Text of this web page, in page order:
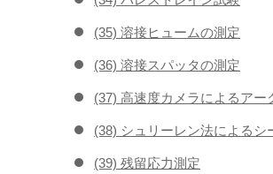
(35) 溶接ヒュームの測定
(36) 溶接スパッタの測定
(37) 高速度カメラによるアー
(38) シュリーレン法によるシ
(39) 残留応力測定